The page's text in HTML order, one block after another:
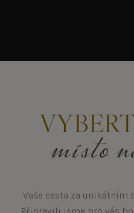
místo
Vaše cesta za unikátním